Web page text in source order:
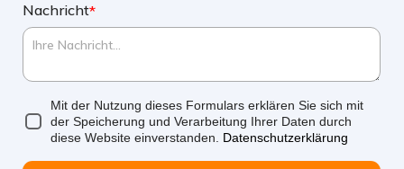
Nachricht*
Mit der Nutzung dieses Formulars erklären Sie sich mit
der Speicherung und Verarbeitung Ihrer Daten durch
diese Website einverstanden. Datenschutzerklärung